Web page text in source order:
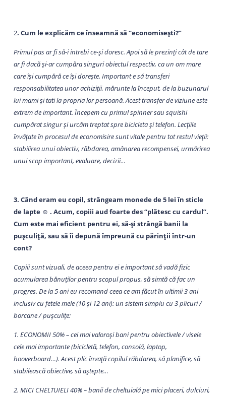
2. Cum le explicăm ce înseamnă să “economisești?”
Primul pas ar fi să-i intrebi ce-și doresc. Apoi să le prezinți cât de tare
ar fi dacă și-ar cumpăra singuri obiectul respectiv, ca un om mare
care își cumpără ce își dorește. Important e să transferi
responsabilitatea unor achiziții, mărunte la început, de la buzunarul
lui mami și tati la propria lor persoană. Acest transfer de viziune este
extrem de important. Începem cu primul spinner sau squishi
cumpărat singur și urcăm treptat spre bicicleta și telefon. Lecțiile
învățate în procesul de economisire sunt vitale pentru tot restul vieții:
stabilirea unui obiectiv, răbdarea, amânarea recompensei, urmărirea
unui scop important, evaluare, decizii…
3. Când eram eu copil, strângeam monede de 5 lei în sticle
de lapte ☺ . Acum, copiii aud foarte des “plătesc cu cardul”.
Cum este mai eficient pentru ei, să-și strângă banii la
pușculiță, sau să îi depună împreună cu părinții într-un
cont?
Copiii sunt vizuali, de aceea pentru ei e important să vadă fizic
acumularea bănuților pentru scopul propus, să simtă că fac un
progres. De la 5 ani eu recomand ceea ce am făcut în ultimii 3 ani
inclusiv cu fetele mele (10 și 12 ani): un sistem simplu cu 3 plicuri /
borcane / pușculițe:
1. ECONOMII 50% – cei mai valoroși bani pentru obiectivele / visele
cele mai importante (bicicletă, telefon, consolă, laptop,
hooverboard…). Acest plic învață copilul răbdarea, să planifice, să
stabilească obiective, să aștepte…
2. MICI CHELTUIELI 40% – banii de cheltuială pe mici placeri, dulciuri,